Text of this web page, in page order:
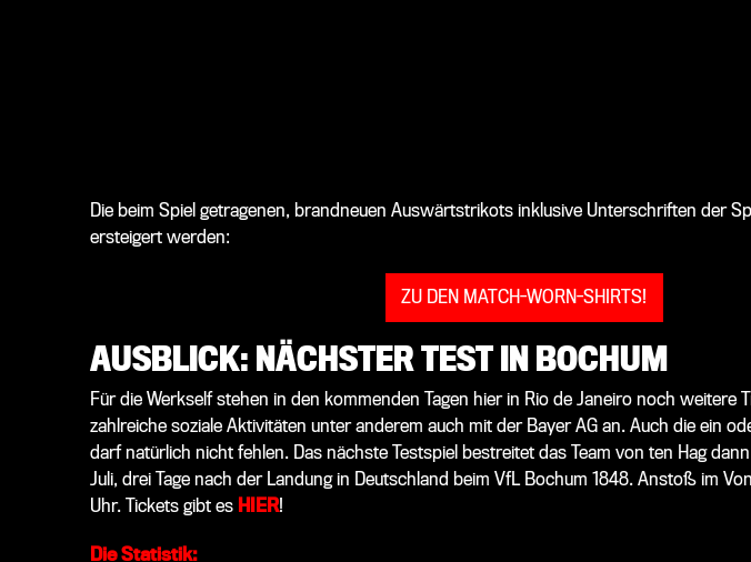
Die beim Spiel getragenen, brandneuen Auswärtstrikots inklusive Unterschriften der
ersteigert werden:
ZU DEN MATCH-WORN-SHIRTS!
AUSBLICK: NÄCHSTER TEST IN BOCHUM
Für die Werkself stehen in den kommenden Tagen hier in Rio de Janeiro noch weitere
zahlreiche soziale Aktivitäten unter anderem auch mit der Bayer AG an. Auch die ein
darf natürlich nicht fehlen. Das nächste Testspiel bestreitet das Team von ten Hag
Juli, drei Tage nach der Landung in Deutschland beim VfL Bochum 1848. Anstoß im
Uhr. Tickets gibt es HIER!
Die Statistik: